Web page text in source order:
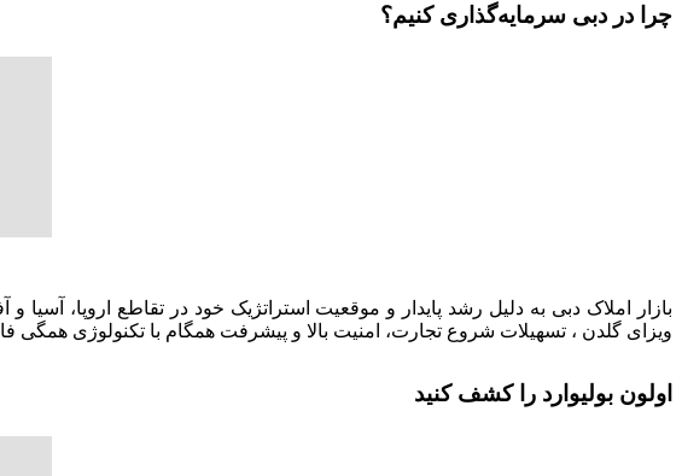
چرا در دبی سرمایه‌گذاری کنیم؟
بازار املاک دبی به دلیل رشد پایدار و موقعیت استراتژیک خود در تقاطع اروپا،
ویزای گلدن ، تسهیلات شروع تجارت، امنیت بالا و پیشرفت همگام با تکنولوژی همگی
اولون بولیوارد را کشف کنید